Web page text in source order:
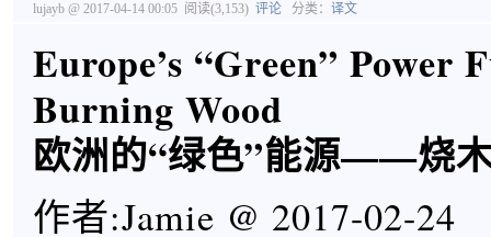
lujayb @ 2017-04-14 00:05 阅读(3,153) 评论 分类： 译文
Europe’s “Green” Power
Burning Wood
欧洲的“绿色”能源——烧
作者:Jamie @ 2017-02-24